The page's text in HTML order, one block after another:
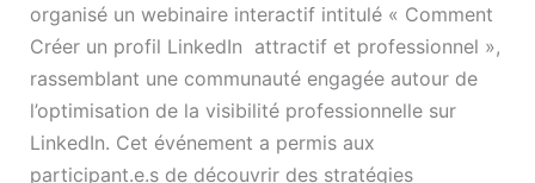
organisé un webinaire interactif intitulé « Comment
Créer un profil LinkedIn attractif et professionnel »,
rassemblant une communauté engagée autour de
l’optimisation de la visibilité professionnelle sur
LinkedIn. Cet événement a permis aux
participant.e.s de découvrir des stratégies